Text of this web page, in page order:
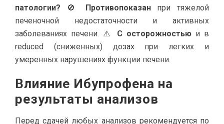
патологии? 🚫 Противопоказанпри тяжелой
печеночной недостаточности и активных
заболеваниях печени. ⚠️ С осторожностьюи в
reduced (сниженных) дозах при легких и
умеренных нарушениях функции печени.
Влияние Ибупрофена на
результаты анализов
Перед сдачей любых анализов рекомендуется по